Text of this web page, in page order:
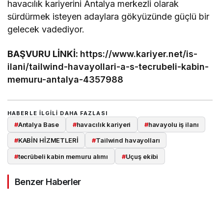
havacılık kariyerini Antalya merkezli olarak
sürdürmek isteyen adaylara gökyüzünde güçlü bir
gelecek vadediyor.
BAŞVURU LİNKİ: https://www.kariyer.net/is-
ilani/tailwind-havayollari-a-s-tecrubeli-kabin-
memuru-antalya-4357988
HABERLE ILGILI DAHA FAZLASI
#Antalya Base #havacılık kariyeri #havayolu iş ilanı
#KABİN HİZMETLERİ #Tailwind havayolları
#tecrübeli kabin memuru alımı #Uçuş ekibi
Benzer Haberler